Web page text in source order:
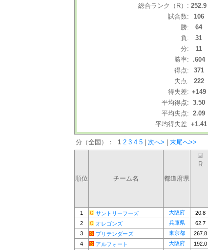
総合ランク（R）: 252.9
試合数:
106
勝:
64
負:
31
分:
11
勝率:
.604
得点:
371
失点:
222
得失差: +149
平均得点: 3.50
平均失点: 2.09
平均得失差: +1.41
分（全国）： 1 2 3 4 5 次へ> 末尾へ>>
順位 チーム名 都道府県
R
1 サントリーフーズ 大阪府 20.8
2
オレゴンズ 兵庫県 62.7
3
プリテンダーズ 東京都 267.8
4
アルフォート 大阪府 192.0